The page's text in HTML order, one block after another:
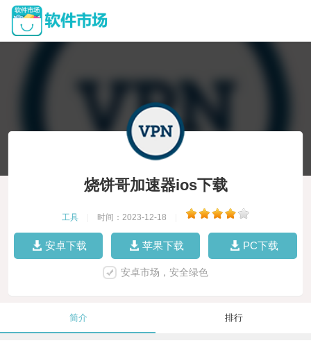
烧饼哥加速器ios下载
工具 时间：2023-12-18
安卓下载 苹果下载 PC下载
安卓市场，安全绿色
简介 排行